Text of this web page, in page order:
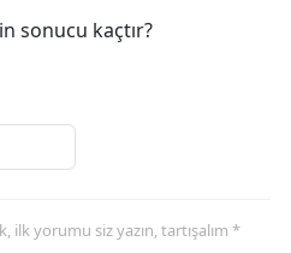
sonucu kaçtır?
yorumu siz yazın, tartışalım *